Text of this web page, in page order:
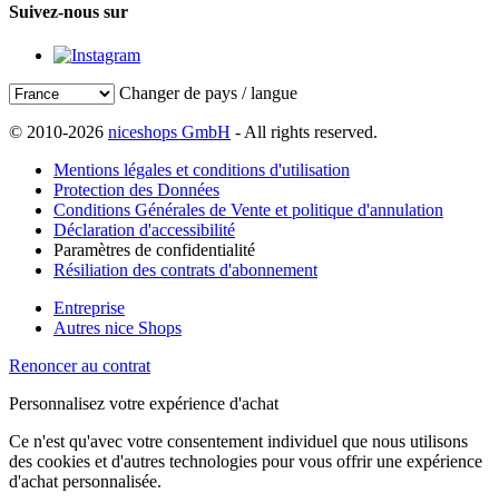
Suivez-nous sur
Changer de pays / langue
© 2010-2026 niceshops GmbH - All rights reserved.
Mentions légales et conditions d'utilisation
Protection des Données
Conditions Générales de Vente et politique d'annulation
Déclaration d'accessibilité
Paramètres de confidentialité
Résiliation des contrats d'abonnement
Entreprise
Autres nice Shops
Renoncer au contrat
Personnalisez votre expérience d'achat
Ce n'est qu'avec votre consentement individuel que nous utilisons
des cookies et d'autres technologies pour vous offrir une expérience
d'achat personnalisée.